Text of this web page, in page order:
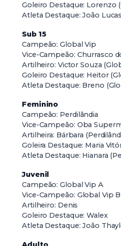
Goleiro Destaque: Lorenzo
Atleta Destaque: João
Sub 15
Campeão: Global Vip
Vice-Campeão: Churrasco
Artilheiro: Victor Souza
Goleiro Destaque: Heitor
Atleta Destaque: Breno
Feminino
Campeão: Perdilândia
Vice-Campeão: Oba
Artilheira: Bárbara
Goleira Destaque: Maria
Atleta Destaque: Hianara
Juvenil
Campeão: Global Vip A
Vice-Campeão: Global Vip B
Artilheiro: Denis
Goleiro Destaque: Walex
Atleta Destaque: João